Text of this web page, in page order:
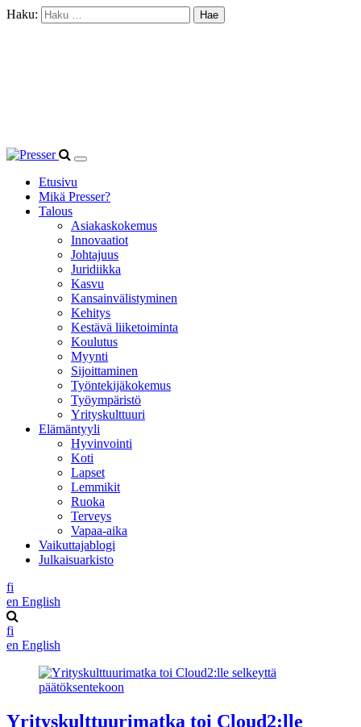
Haku:
Etusivu
Mikä Presser?
Talous
Asiakaskokemus
Innovaatiot
Johtajuus
Juridiikka
Kasvu
Kansainvälistyminen
Kehitys
Kestävä liiketoiminta
Koulutus
Myynti
Sijoittaminen
Työntekijäkokemus
Työympäristö
Yrityskulttuuri
Elämäntyyli
Hyvinvointi
Koti
Lapset
Lemmikit
Ruoka
Terveys
Vapaa-aika
Vaikuttajablogi
Julkaisuarkisto
fi
en English
fi
en English
Yrityskulttuurimatka toi Cloud2:lle